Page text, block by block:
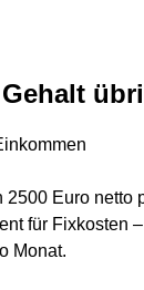
Euro netto
für Fixkosten
Monat.